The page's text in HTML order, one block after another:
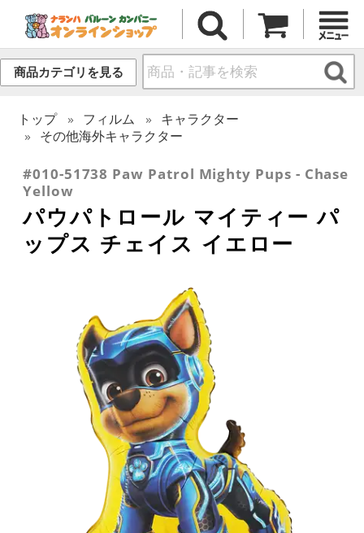
商品カテゴリを見る
トップ フィルム
キャラクター
その他海外キャラクター
#010-51738 Paw Patrol Mighty Pups - Chase
Yellow
パウパトロール マイティー パ
ップス チェイス イエロー